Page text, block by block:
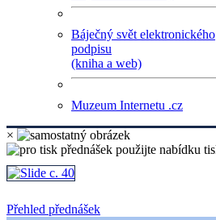
Báječný svět elektronického
podpisu
(kniha a web)
Muzeum Internetu .cz
×
Přehled přednášek